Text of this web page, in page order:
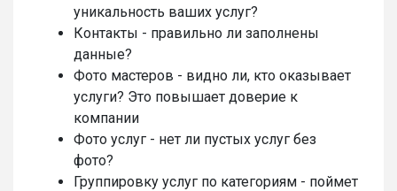
уникальность ваших услуг?
Контакты - правильно ли заполнены
данные?
Фото мастеров - видно ли, кто оказывает
услуги? Это повышает доверие к
компании
Фото услуг - нет ли пустых услуг без
фото?
Группировку услуг по категориям - поймет